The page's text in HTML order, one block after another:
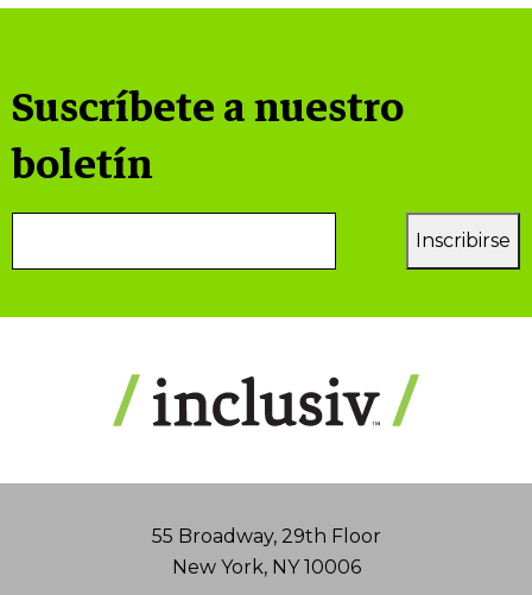
Suscríbete a nuestro
boletín
Inscribirse
55 Broadway, 29th Floor
New York, NY 10006